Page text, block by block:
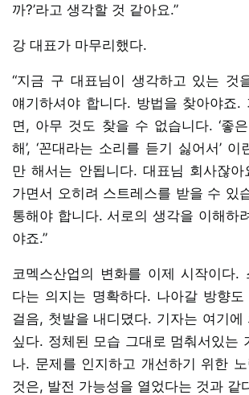
까?’라고 생각할 것 같아요.”
강 대표가 마무리했다.
“지금 구 대표님이 생각하고 있는 것
얘기하셔야 합니다. 방법을 찾아야죠.
면, 아무 것도 찾을 수 없습니다. ‘좋
해’, ‘꼰대라는 소리를 듣기 싫어서’
만 해서는 안됩니다. 대표님 회사잖
가면서 오히려 스트레스를 받을 수 있
통해야 합니다. 서로의 생각을 이해하
야죠.”
코멕스산업의 변화를 이제 시작이다.
다는 의지는 명확하다. 나아갈 방향
걸음, 첫발을 내디뎠다. 기자는 여기에
싶다. 정체된 모습 그대로 멈춰서있는
나. 문제를 인지하고 개선하기 위한
것은, 발전 가능성을 열었다는 것과 같